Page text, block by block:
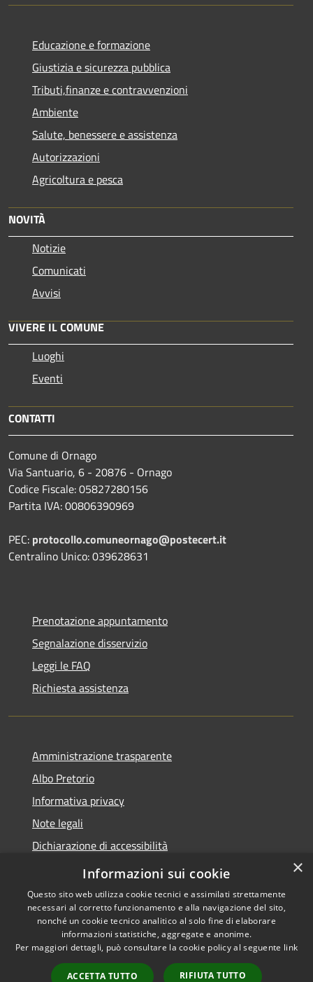
Educazione e formazione
Giustizia e sicurezza pubblica
Tributi,finanze e contravvenzioni
Ambiente
Salute, benessere e assistenza
Autorizzazioni
Agricoltura e pesca
NOVITÀ
Notizie
Comunicati
Avvisi
VIVERE IL COMUNE
Luoghi
Eventi
CONTATTI
Comune di Ornago
Via Santuario, 6 - 20876 - Ornago
Codice Fiscale: 05827280156
Partita IVA: 00806390969
PEC: protocollo.comuneornago@postecert.it
Centralino Unico: 039628631
Prenotazione appuntamento
Segnalazione disservizio
Leggi le FAQ
Richiesta assistenza
Amministrazione trasparente
Albo Pretorio
Informativa privacy
Note legali
Dichiarazione di accessibilità
Obiettivi di accessibilità
Accessibilità
Copyright © 2026 • Comune di
Ornago • Powered by
Municipium•
Accesso
×
Informazioni sui cookie
Questo sito web utilizza cookie tecnici e assimilati strettamente
necessari al corretto funzionamento e alla navigazione del sito,
nonché un cookie tecnico analitico al solo fine di elaborare
informazioni statistiche, aggregate e anonime.
Per maggiori dettagli, può consultare la cookie policy al seguente link
ACCETTA TUTTO RIFIUTA TUTTO